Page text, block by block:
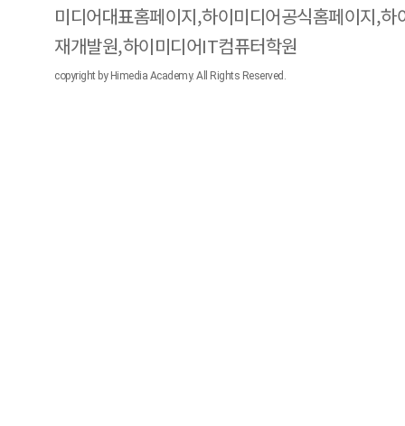
미디어대표홈페이지,하이미디어공식홈페이지,
재개발원,하이미디어IT컴퓨터학원
copyright by Himedia Academy. All Rights Reserved.